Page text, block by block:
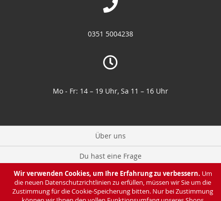
Wir verwenden Cookies, um Ihre Erfahrung zu verbessern. Um
die neuen Datenschutzrichtlinien zu erfüllen, müssen wir Sie um die
Zustimmung für die Cookie-Speicherung bitten. Nur bei Zustimmung
0351 5004238
Mo - Fr: 14 – 19 Uhr, Sa 11 – 16 Uhr
Über uns
Du hast eine Frage
Zahlung & Lieferung
Datenschutz